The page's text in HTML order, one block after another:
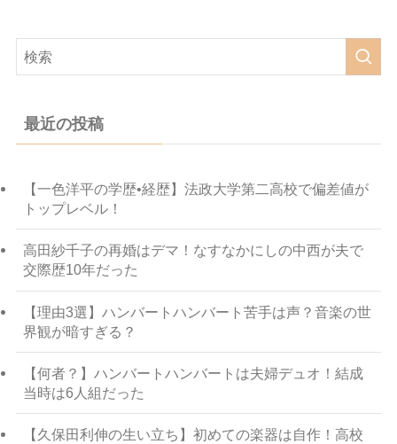
最近の投稿
【一色洋平の学歴•経歴】法政大学第二高校で偏差値が
トップレベル！
高田紗千子の再婚はデマ！なすなかにしの中西が夫で
交際歴10年だった
【理由3選】ハンバートハンバート苦手は声？音楽の世
界観が暗すぎる？
【何者？】ハンバートハンバートは夫婦デュオ！結成
当時は6人組だった
【久保田利伸の生い立ち】初めての楽器は自作！高校